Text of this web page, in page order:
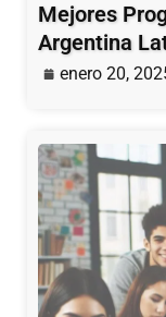
Mejores
Argentina
enero 20,